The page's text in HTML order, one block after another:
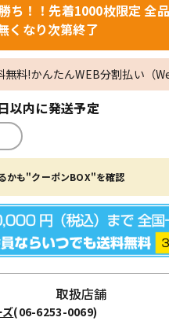
ち！！先着1000枚限定 全
くなり次第終了
料!かんたんWEB分割払い（
以内に発送予定
かも"クーポンBOX"を確認
取扱店舗
(06-6253-0069)